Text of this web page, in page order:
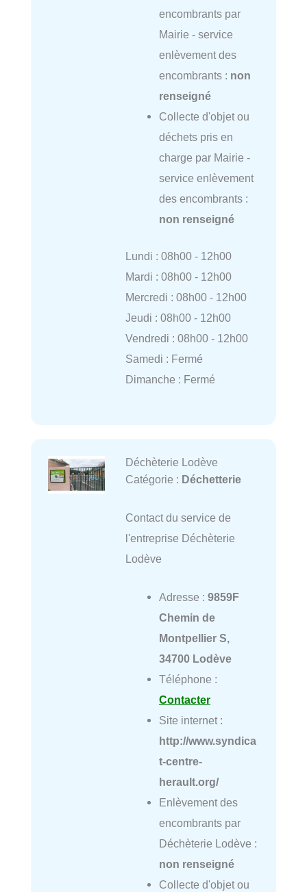
encombrants par
Mairie - service
enlèvement des
encombrants : non
renseigné
Collecte d'objet ou
déchets pris en
charge par Mairie -
service enlèvement
des encombrants :
non renseigné
Lundi : 08h00 - 12h00
Mardi : 08h00 - 12h00
Mercredi : 08h00 - 12h00
Jeudi : 08h00 - 12h00
Vendredi : 08h00 - 12h00
Samedi : Fermé
Dimanche : Fermé
Déchèterie Lodève
Catégorie : Déchetterie
Contact du service de
l'entreprise Déchèterie
Lodève
Adresse : 9859F
Chemin de
Montpellier S,
34700 Lodève
Téléphone :
Contacter
Site internet :
http://www.syndica
t-centre-
herault.org/
Enlèvement des
encombrants par
Déchèterie Lodève :
non renseigné
Collecte d'objet ou